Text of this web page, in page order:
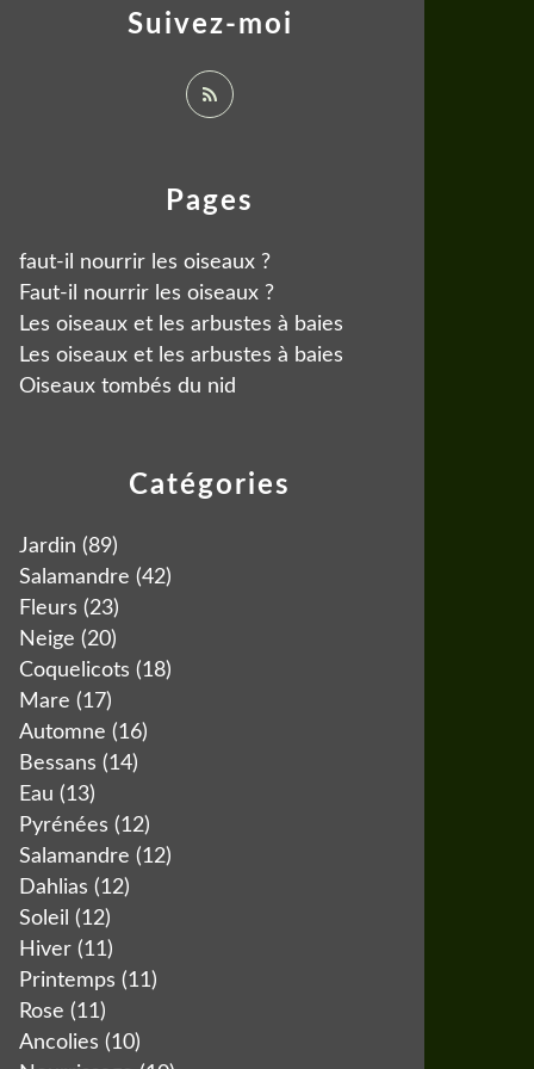
Catégories
Jardin (89)
Salamandre (42)
Fleurs (23)
Neige (20)
Coquelicots (18)
Mare (17)
Automne (16)
Bessans (14)
Eau (13)
Pyrénées (12)
Salamandre (12)
Dahlias (12)
Soleil (12)
Hiver (11)
Printemps (11)
Rose (11)
Ancolies (10)
Pages
faut-il nourrir les oiseaux ?
Faut-il nourrir les oiseaux ?
Les oiseaux et les arbustes à baies
Les oiseaux et les arbustes à baies
Oiseaux tombés du nid
Suivez-moi